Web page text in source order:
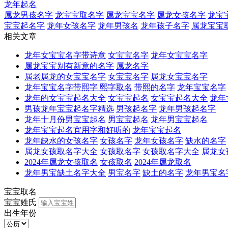
龙年起名
属龙男孩名字 龙宝宝取名字 属龙宝宝名字 属龙女孩名字 龙宝
宝宝起名字 龙年女孩名字 龙年男孩名 龙年孩子名字 属龙宝宝
相关文章
龙年女宝宝名字带诗意 女宝宝名字 龙年女宝宝名字
属龙宝宝别有新意的名字 属龙名字
属老属龙的女宝宝名字 女宝宝名字 属龙女宝宝名字
龙年宝宝名字带熙字 熙字取名 带熙的名字 龙年宝宝名字
龙年的女宝宝起名大全 女宝宝起名 女宝宝起名大全 龙年
男孩龙年宝宝起名字精选 男孩起名字 龙年男孩起名字
龙年十月份男宝宝起名 男宝宝起名 龙年男宝宝起名
龙年宝宝起名宜用字和好听的 龙年宝宝起名
龙年缺水的女孩名字 女孩名字 龙年女孩名字 缺水的名字
属龙女孩取名字大全 女孩取名字 女孩取名字大全 属龙
2024年属龙女孩取名 女孩取名 2024年属龙取名
龙年男宝缺土名字大全 男宝名字 缺土的名字 龙年男宝名
宝宝取名
宝宝姓氏
出生年份